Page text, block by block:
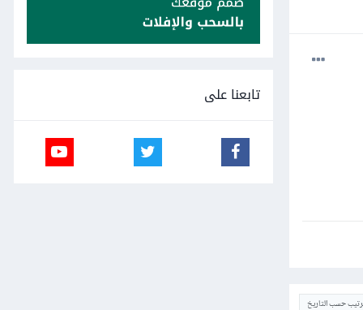
حسب التاريخ
تابعنا على